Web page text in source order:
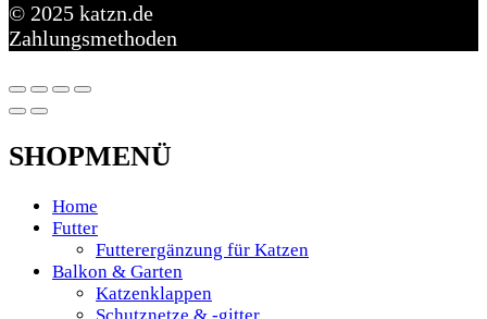
© 2025 katzn.de
Zahlungsmethoden
SHOPMENÜ
Home
Futter
Futterergänzung für Katzen
Balkon & Garten
Katzenklappen
Schutznetze & -gitter